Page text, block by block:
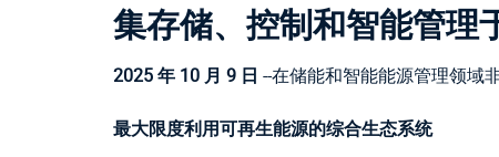
集存储、控制和智能管理
2025 年 10 月 9 日 --在储能和智能能源管理领域
最大限度利用可再生能源的综合生态系统